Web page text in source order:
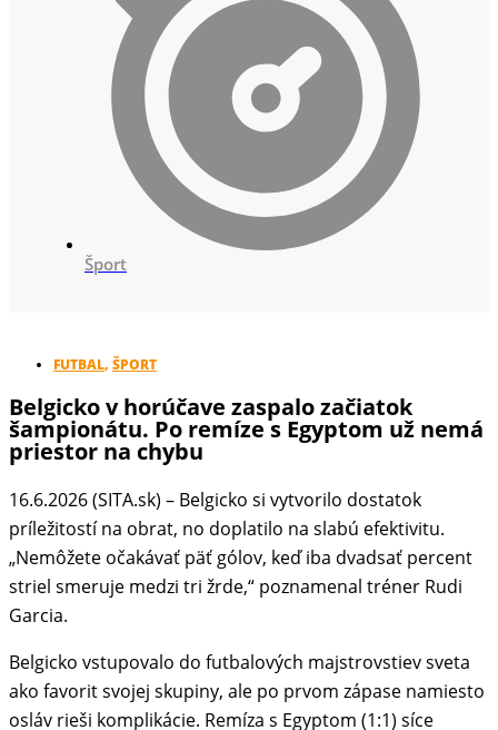
Šport
FUTBAL, ŠPORT
Belgicko v horúčave zaspalo začiatok
šampionátu. Po remíze s Egyptom už nemá
priestor na chybu
16.6.2026 (SITA.sk) – Belgicko si vytvorilo dostatok
príležitostí na obrat, no doplatilo na slabú efektivitu.
„Nemôžete očakávať päť gólov, keď iba dvadsať percent
striel smeruje medzi tri žrde,“ poznamenal tréner Rudi
Garcia.
Belgicko vstupovalo do futbalových majstrovstiev sveta
ako favorit svojej skupiny, ale po prvom zápase namiesto
osláv rieši komplikácie. Remíza s Egyptom (1:1) síce